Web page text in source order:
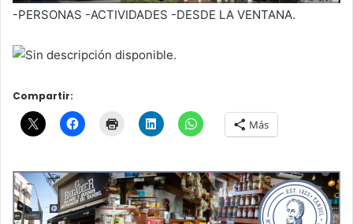
-PERSONAS -ACTIVIDADES -DESDE LA VENTANA.
Compartir:
Más